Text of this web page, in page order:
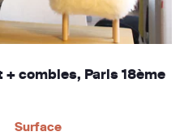
combles, Paris 18ème
Surface